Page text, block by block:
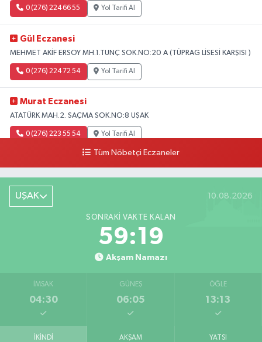
0 (276) 224 66 55 Yol Tarifi Al
Gül Eczanesi
MEHMET AKİF ERSOY MH.1.TUNÇ SOK.NO:20 A (TÜPRAG LİSESİ KARŞISI )
0 (276) 224 72 54 Yol Tarifi Al
Murat Eczanesi
ATATÜRK MAH.2. SAÇMA SOK.NO:8 UŞAK
0 (276) 223 55 54 Yol Tarifi Al
Tüm Nöbetçi Eczaneler
UŞAK 10.08.2026
SONRAKI VAKTE KALAN
59:16
Akşam Namazı
İMSAK
04:30
GÜNEŞ
06:05
ÖĞLE
13:13
İKINDI AKŞAM YATSI